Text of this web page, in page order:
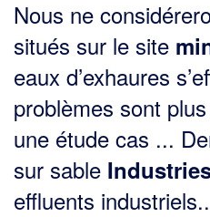
Nous ne
situés sur le site
eaux d’exhaures
problèmes sont
une étude cas ...
sur sable
effluents